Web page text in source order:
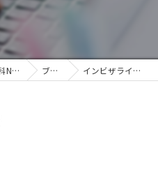
妙典エリアの歯医者なら妙典歯科Nクリニック ブログ インビザライン治療